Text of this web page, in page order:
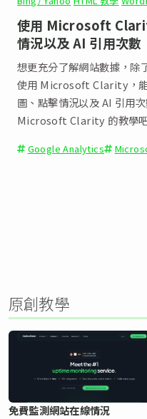
使用 Microsoft
情況以及 AI 引用次數
想更充分了解網站數據，
使用 Microsoft Clarity，能
圖、點擊情況以及 AI 引用
Microsoft Clarity 的教學
Google Analytics
原創教學
免費監測網站在線情況